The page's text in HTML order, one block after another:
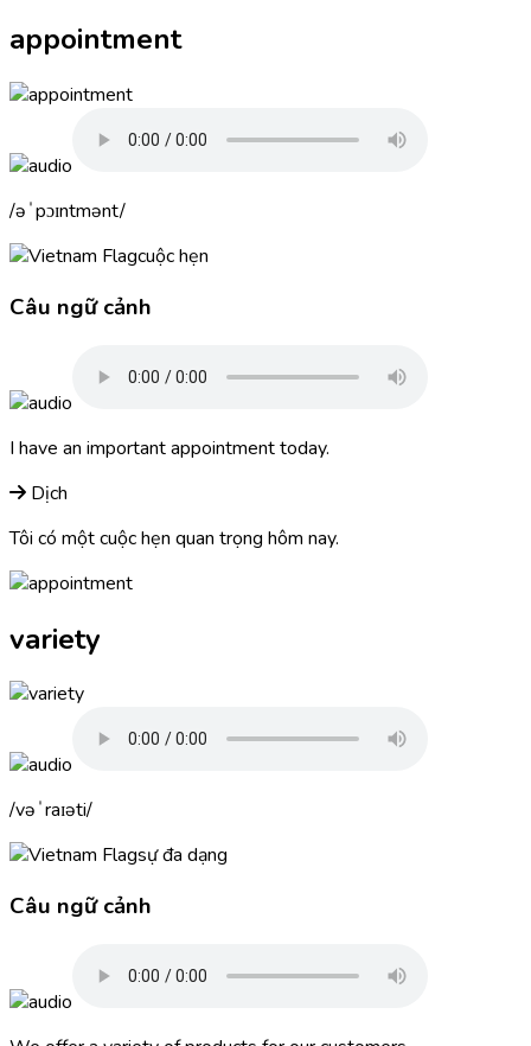
appointment
əˈpɔɪntmənt
cuộc hẹn
Câu ngữ cảnh
I have an importantappointmenttoday.
Dịch
Tôi có một cuộc hẹn quan trọng hôm nay.
variety
vəˈraɪəti
sự đa dạng
Câu ngữ cảnh